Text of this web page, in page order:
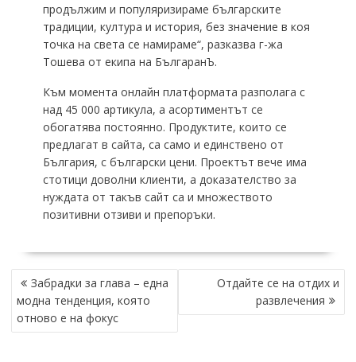
продължим и популяризираме българските
традиции, култура и история, без значение в коя
точка на света се намираме“, разказва г-жа
Тошева от екипа на БългаранЪ.
Към момента онлайн платформата разполага с
над 45 000 артикула, а асортиментът се
обогатява постоянно. Продуктите, които се
предлагат в сайта, са само и единствено от
България, с български цени. Проектът вече има
стотици доволни клиенти, а доказателство за
нуждата от такъв сайт са и множеството
позитивни отзиви и препоръки.
НАВИГАЦИЯ
Забрадки за глава – една
модна тенденция, която
отново е на фокус
Отдайте се на отдих и
развлечения